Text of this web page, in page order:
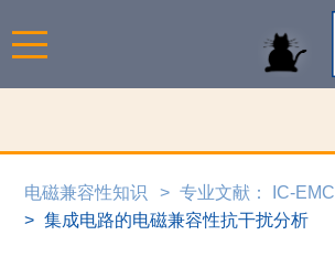
电磁兼容性知识
专业文献： IC-EMC
集成电路的电磁兼容性抗干扰分析